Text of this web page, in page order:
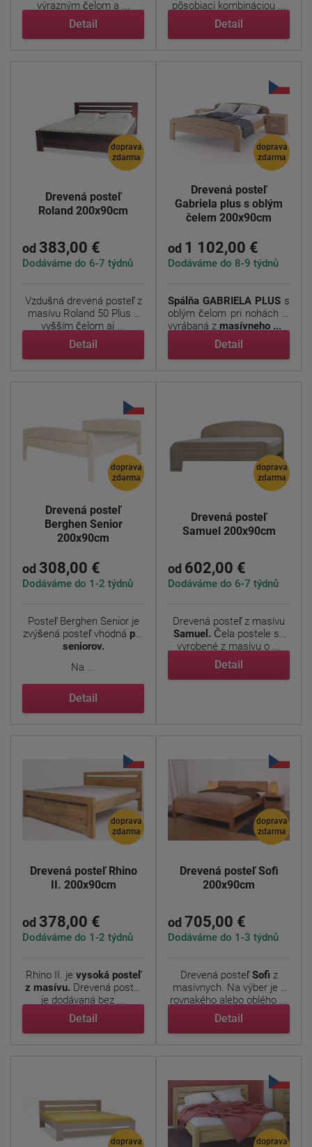
výrazným čelom a ...
Detail
pôsobiaci kombináciou ...
Detail
doprava
zdarma
Drevená posteľ
Roland 200x90cm
od 383,00 €
Dodáváme do 6-7 týdnů
Vzdušná drevená posteľ z
masívu Roland 50 Plus s
vyšším čelom aj ...
Detail
doprava
zdarma
Drevená posteľ
Gabriela plus s oblým
čelem 200x90cm
od 1 102,00 €
Dodáváme do 8-9 týdnů
Spálňa GABRIELA PLUS s
oblým čelom pri nohách je
vyrábaná z masívneho ...
Detail
doprava
zdarma
Drevená posteľ
Berghen Senior
200x90cm
od 308,00 €
Dodáváme do 1-2 týdnů
Posteľ Berghen Senior je
zvýšená posteľ vhodná pre
seniorov.
Na ...
Detail
doprava
zdarma
Drevená posteľ
Samuel 200x90cm
od 602,00 €
Dodáváme do 6-7 týdnů
Drevená posteľ z masívu
Samuel. Čela postele sú
vyrobené z masívu o ...
Detail
doprava
zdarma
Drevená posteľ Rhino
II. 200x90cm
od 378,00 €
Dodáváme do 1-2 týdnů
Rhino II. je vysoká posteľ
z masívu. Drevená posteľ
je dodávaná bez ...
Detail
doprava
zdarma
Drevená posteľ Sofi
200x90cm
od 705,00 €
Dodáváme do 1-3 týdnů
Drevená posteľSofi z
masívnych. Na výber je z
rovnakého alebo oblého ...
Detail
doprava doprava